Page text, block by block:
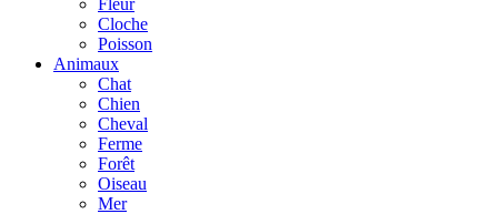
Fleur
Cloche
Poisson
Animaux
Chat
Chien
Cheval
Ferme
Forêt
Oiseau
Mer